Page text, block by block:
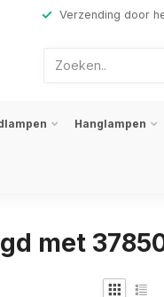
Verzending door
Hanglampen
met